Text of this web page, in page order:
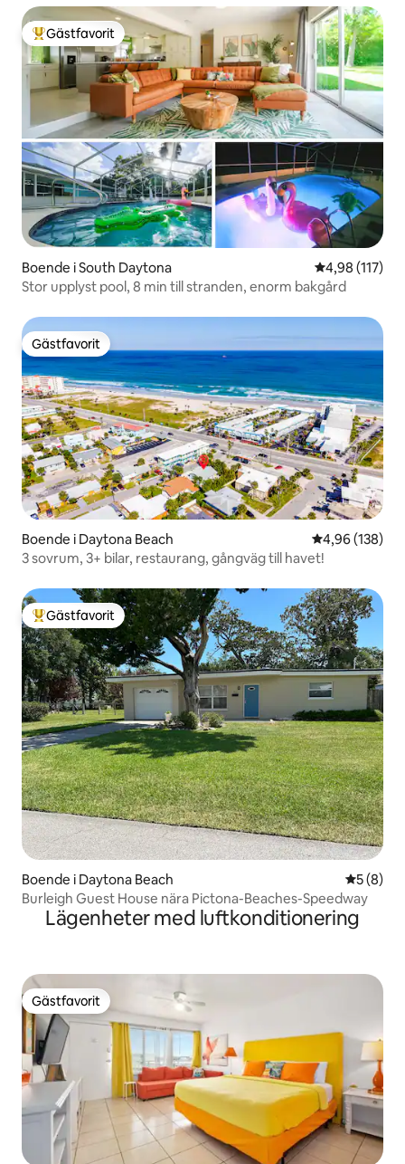
Populär gästfavorit
Gästfavorit
Boende i South Daytona 4,98 av 5 i
4,98 (117)
Stor upplyst pool, 8 min till stranden, enorm bakgård
Gästfavorit
Gästfavorit
Boende i Daytona Beach 4,96 av 5 i
4,96 (138)
3 sovrum, 3+ bilar, restaurang, gångväg till havet!
Populär gästfavorit
Gästfavorit
Boende i Daytona Beach 5 av 5 i
5 (8)
Burleigh Guest House nära Pictona-Beaches-Speedway
Lägenheter med luftkonditionering
Gästfavorit
Gästfavorit